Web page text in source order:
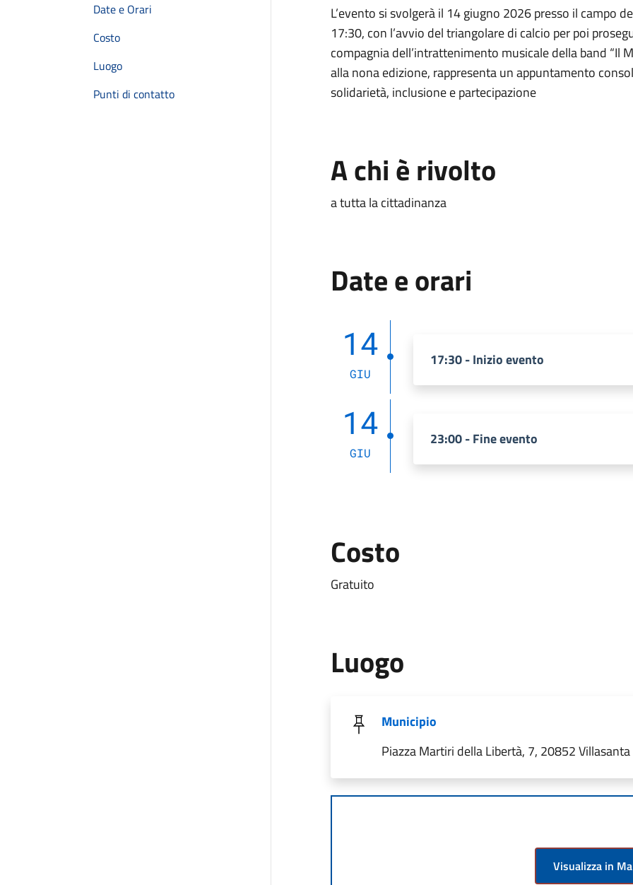
Date e Orari
Costo
Luogo
Punti di contatto
L’evento si svolgerà il 14 giugno 2026 presso il campo
17:30, con l’avvio del triangolare di calcio per poi
compagnia dell’intrattenimento musicale della band “Il
alla nona edizione, rappresenta un appuntamento
solidarietà, inclusione e partecipazione
A chi è rivolto
a tutta la cittadinanza
Date e orari
14
GIU
17:30 - Inizio evento
14
GIU
23:00 - Fine evento
Costo
Gratuito
Luogo
Municipio
Piazza Martiri della Libertà, 7, 20852
Visualizza in